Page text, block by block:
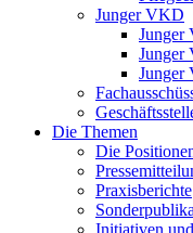
Junger VKD
Junger
Junger
Junger
Die Themen
Die
Praxisberichte
Initiativen